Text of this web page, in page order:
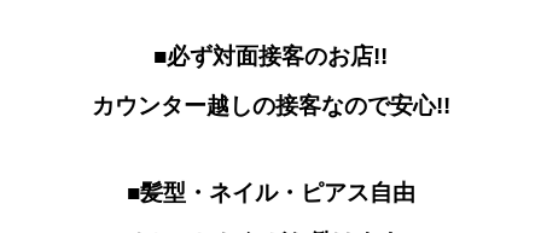
■必ず対面接客のお店!!
カウンター越しの接客なので安心!!
■髪型・ネイル・ピアス自由